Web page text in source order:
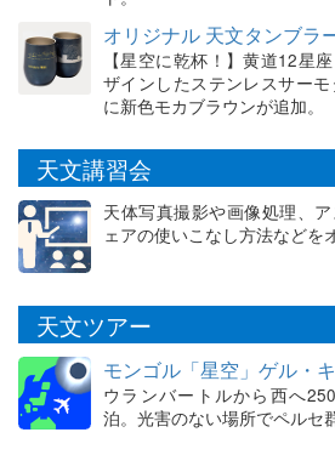
オリジナル 天文タンブラ
【星空に乾杯！】黄道12星
ザインしたステンレスサー
に新色モカブラウンが追加。
天文講習会
天体写真撮影や画像処理、
ェアの使いこなし方法などを
天文ツアー
モンゴル「星空」ゲル・
ウランバートルから西へ
泊。光害のない場所でペルセ